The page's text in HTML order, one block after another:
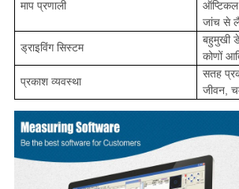
माप प्रणाली
ऑप्टिकल
जांच से
ड्राइविंग सिस्टम
बहुमुखी
कोणों
प्रकाश व्यवस्था
सतह
जीवन,